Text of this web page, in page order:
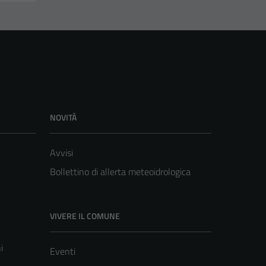
NOVITÀ
Avvisi
Bollettino di allerta meteoidrologica
VIVERE IL COMUNE
Eventi